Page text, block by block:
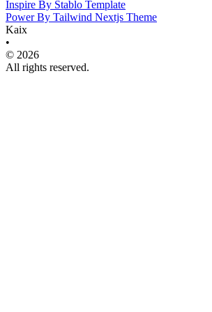
Inspire By Stablo Template
Power By Tailwind Nextjs Theme
Kaix
•
© 2026
All rights reserved.